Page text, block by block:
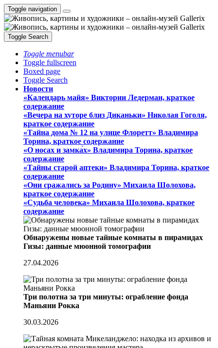
Toggle navigation
Toggle Search
Toggle menubar
Toggle fullscreen
Boxed page
Toggle Search
Новости
«Календарь майя» Виктории Ледерман, краткое
содержание
«Вечера на хуторе близ Диканьки» Николая Гоголя,
краткое содержание
«Тайна дома № 12 на улице Флоретт» Владимира
Торина, краткое содержание
«О носах и замка́х» Владимира Торина, краткое
содержание
«Тайны старой аптеки» Владимира Торина, краткое
содержание
«Они сражались за Родину» Михаила Шолохова,
краткое содержание
«Судьба человека» Михаила Шолохова, краткое
содержание
Обнаружены новые тайные комнаты в пирамидах
Гизы: данные мюонной томографии
27.04.2026
Три полотна за три минуты: ограбление фонда
Маньяни Рокка
30.03.2026